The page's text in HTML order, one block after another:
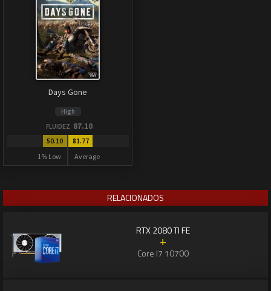
Days Gone
High
FLUIDEZ 87.10
50.10
1% Low
81.77
Average
RELACIONADOS
RTX 2080 TI FE
+
Core I7 10700